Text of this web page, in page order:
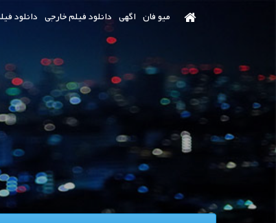
میو فان اگهی دانلود فیلم خارجی دانلود